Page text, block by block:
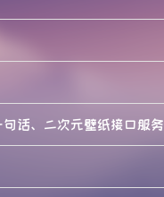
话、二次元壁纸接口服务